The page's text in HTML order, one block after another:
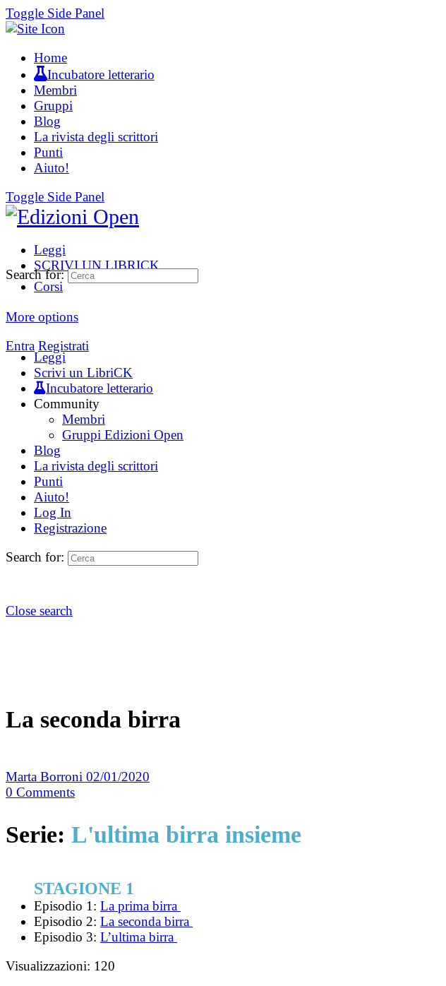
Toggle Side Panel
Home
Incubatore letterario
Membri
Gruppi
Blog
La rivista degli scrittori
Punti
Aiuto!
Toggle Side Panel
Leggi
SCRIVI UN LIBRICK
Corsi
More options
Entra Registrati
Search for:
Leggi
Scrivi un LibriCK
Incubatore letterario
Community
Membri
Gruppi Edizioni Open
Blog
La rivista degli scrittori
Punti
Aiuto!
Log In
Registrazione
Search for:
Close search
La seconda birra
Marta Borroni 02/01/2020
0 Comments
Serie: L'ultima birra insieme
STAGIONE 1
Episodio 1: La prima birra
Episodio 2: La seconda birra
Episodio 3: L’ultima birra
Visualizzazioni: 120